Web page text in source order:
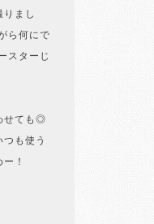
まし
ら何にで
スターじ
せても◎
も使う
！